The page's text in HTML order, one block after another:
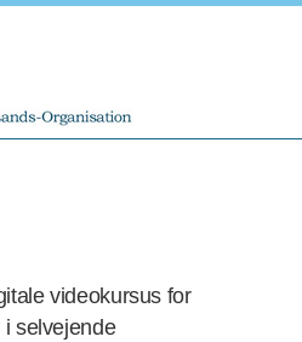
videokursus for
selvejende